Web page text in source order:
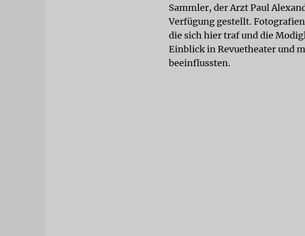
Sammler, der Arzt Paul
Verfügung gestellt.
die sich hier traf und die
Einblick in Revuetheater und
beeinflussten.